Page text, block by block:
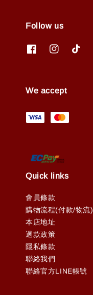
Follow us
We accept
Quick links
會員條款
購物流程(付款/物流)
本店地址
退款政策
隱私條款
聯絡我們
聯絡官方LINE帳號